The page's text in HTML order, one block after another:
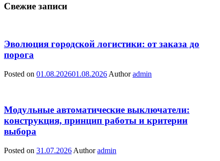
Свежие записи
Эволюция городской логистики: от заказа до
порога
Posted on 01.08.202601.08.2026 Author admin
Модульные автоматические выключатели:
конструкция, принцип работы и критерии
выбора
Posted on 31.07.2026 Author admin